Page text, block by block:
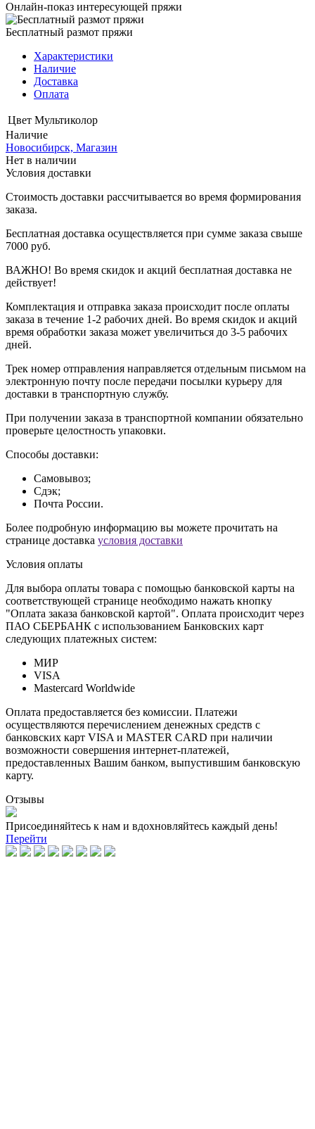
Онлайн-показ интересующей пряжи
Бесплатный размот пряжи
Характеристики
Наличие
Доставка
Оплата
Цвет Мультиколор
Наличие
Новосибирск, Магазин
Нет в наличии
Условия доставки
Стоимость доставки рассчитывается во время формирования
заказа.
Бесплатная доставка осуществляется при сумме заказа свыше
7000 руб.
ВАЖНО! Во время скидок и акций бесплатная доставка не
действует!
Комплектация и отправка заказа происходит после оплаты
заказа в течение 1-2 рабочих дней. Во время скидок и акций
время обработки заказа может увеличиться до 3-5 рабочих
дней.
Трек номер отправления направляется отдельным письмом на
электронную почту после передачи посылки курьеру для
доставки в транспортную службу.
При получении заказа в транспортной компании обязательно
проверьте целостность упаковки.
Способы доставки:
Самовывоз;
Сдэк;
Почта России.
Более подробную информацию вы можете прочитать на
странице доставка условия доставки
Условия оплаты
Для выбора оплаты товара с помощью банковской карты на
соответствующей странице необходимо нажать кнопку
"Оплата заказа банковской картой". Оплата происходит через
ПАО СБЕРБАНК с использованием Банковских карт
следующих платежных систем:
МИР
VISA
Mastercard Worldwide
Оплата предоставляется без комиссии. Платежи
осуществляются перечислением денежных средств с
банковских карт VISA и MASTER CARD при наличии
возможности совершения интернет-платежей,
предоставленных Вашим банком, выпустившим банковскую
карту.
Отзывы
Присоединяйтесь к нам и вдохновляйтесь каждый день!
Перейти